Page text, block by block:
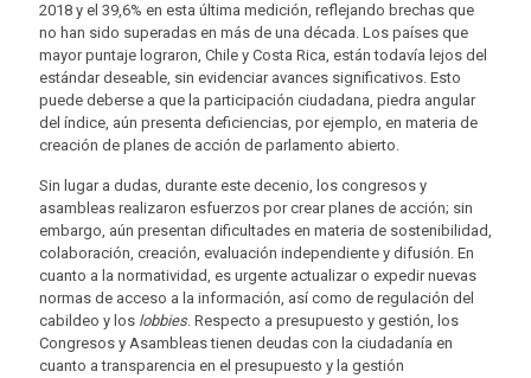
2018 y el 39,6% en esta última medición, reflejando brechas que
no han sido superadas en más de una década. Los países que
mayor puntaje lograron, Chile y Costa Rica, están todavía lejos del
estándar deseable, sin evidenciar avances significativos. Esto
puede deberse a que la participación ciudadana, piedra angular
del índice, aún presenta deficiencias, por ejemplo, en materia de
creación de planes de acción de parlamento abierto.
Sin lugar a dudas, durante este decenio, los congresos y
asambleas realizaron esfuerzos por crear planes de acción; sin
embargo, aún presentan dificultades en materia de sostenibilidad,
colaboración, creación, evaluación independiente y difusión. En
cuanto a la normatividad, es urgente actualizar o expedir nuevas
normas de acceso a la información, así como de regulación del
cabildeo y los lobbies. Respecto a presupuesto y gestión, los
Congresos y Asambleas tienen deudas con la ciudadanía en
cuanto a transparencia en el presupuesto y la gestión